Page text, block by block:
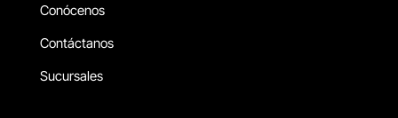
Conócenos
Contáctanos
Sucursales